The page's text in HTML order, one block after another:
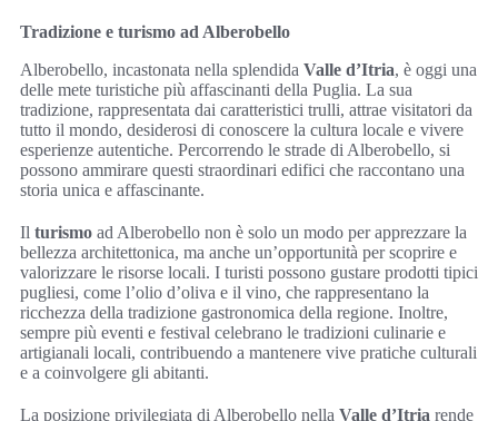
Tradizione e turismo ad Alberobello
Alberobello, incastonata nella splendida Valle d’Itria, è oggi una
delle mete turistiche più affascinanti della Puglia. La sua
tradizione, rappresentata dai caratteristici trulli, attrae visitatori da
tutto il mondo, desiderosi di conoscere la cultura locale e vivere
esperienze autentiche. Percorrendo le strade di Alberobello, si
possono ammirare questi straordinari edifici che raccontano una
storia unica e affascinante.
Il turismo ad Alberobello non è solo un modo per apprezzare la
bellezza architettonica, ma anche un’opportunità per scoprire e
valorizzare le risorse locali. I turisti possono gustare prodotti tipici
pugliesi, come l’olio d’oliva e il vino, che rappresentano la
ricchezza della tradizione gastronomica della regione. Inoltre,
sempre più eventi e festival celebrano le tradizioni culinarie e
artigianali locali, contribuendo a mantenere vive pratiche culturali
e a coinvolgere gli abitanti.
La posizione privilegiata di Alberobello nella Valle d’Itria rende